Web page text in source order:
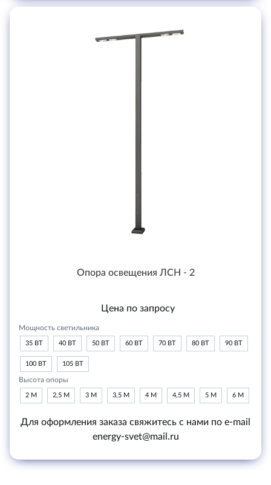
Опора освещения ЛСН - 2
Цена по запросу
Мощность светильника
35 ВТ 40 ВТ 50 ВТ 60 ВТ 70 ВТ 80 ВТ 90 ВТ
100 ВТ 105 ВТ
Высота опоры
2 М 2,5 М 3 М 3,5 М 4 М 4,5 М 5 М 6 М
Для оформления заказа свяжитесь с нами по e-mail
energy-svet@mail.ru